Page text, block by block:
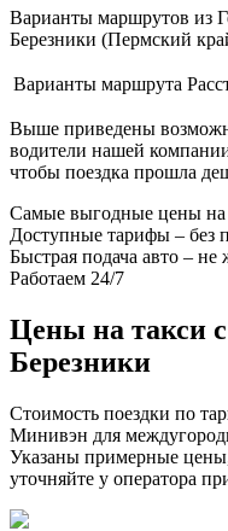
Варианты маршрутов из
Березники (Пермский
Варианты маршрута
Выше приведены
водители нашей
чтобы поездка прошла
Самые выгодные цены на
Доступные тарифы – без
Быстрая подача авто – не
Работаем 24/7
Цены на такси
Березники
Стоимость поездки по
Минивэн для
Указаны примерные
уточняйте у оператора